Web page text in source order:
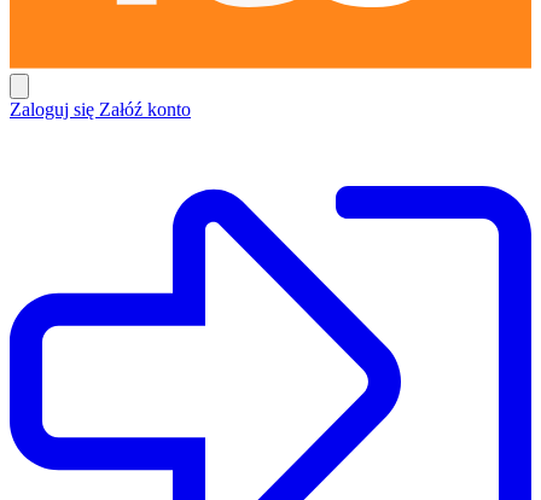
Zaloguj się Załóź konto